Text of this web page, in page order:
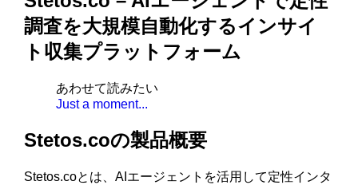
調査を大規模自動化するインサイ
ト収集プラットフォーム
あわせて読みたい
Just a moment...
Stetos.coの製品概要
Stetos.coとは、AIエージェントを活用して定性インタ